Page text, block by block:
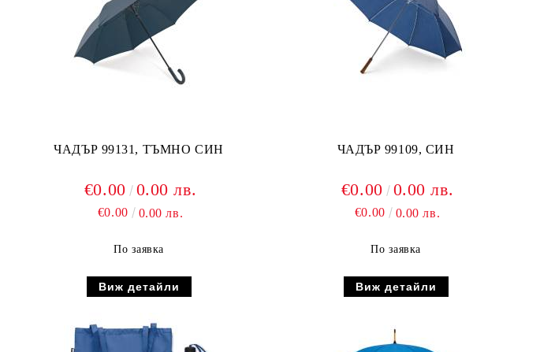
ЧАДЪР 99131, ТЪМНО СИН
€0.00 0.00 лв.
€0.00 0.00 лв.
По заявка
Виж детайли
ЧАДЪР 99109, СИН
€0.00 0.00 лв.
€0.00 0.00 лв.
По заявка
Виж детайли